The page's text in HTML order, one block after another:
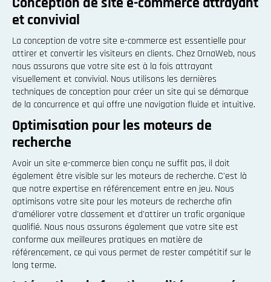
et convivial
La conception de votre site e-commerce est essentielle pour
attirer et convertir les visiteurs en clients. Chez OrnaWeb, nous
nous assurons que votre site est à la fois attrayant
visuellement et convivial. Nous utilisons les dernières
techniques de conception pour créer un site qui se démarque
de la concurrence et qui offre une navigation fluide et intuitive.
Optimisation pour les moteurs de
recherche
Avoir un site e-commerce bien conçu ne suffit pas, il doit
également être visible sur les moteurs de recherche. C'est là
que notre expertise en référencement entre en jeu. Nous
optimisons votre site pour les moteurs de recherche afin
d'améliorer votre classement et d'attirer un trafic organique
qualifié. Nous nous assurons également que votre site est
conforme aux meilleures pratiques en matière de
référencement, ce qui vous permet de rester compétitif sur le
long terme.